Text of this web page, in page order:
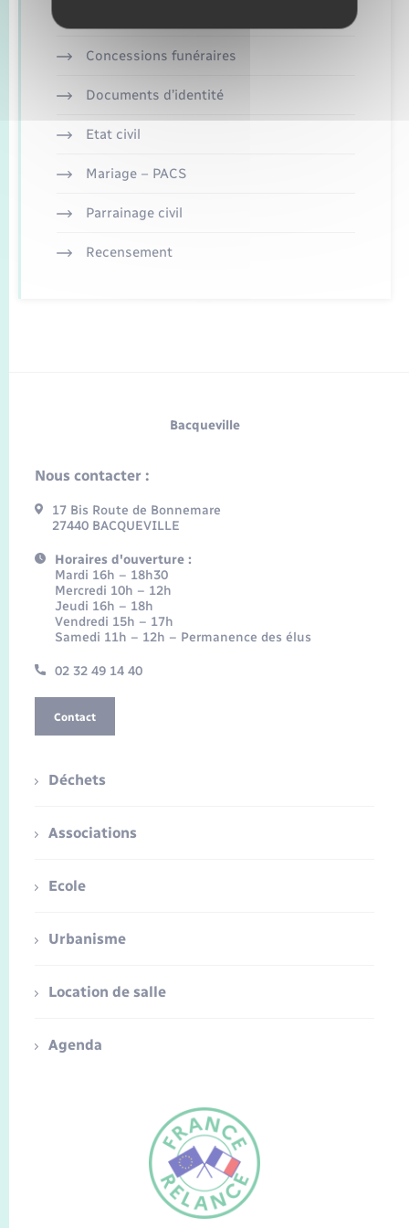
FR
Concessions funéraires
Documents d’identité
Etat civil
Mariage – PACS
Parrainage civil
Recensement
Bacqueville
Nous contacter :
17 Bis Route de Bonnemare
27440 BACQUEVILLE
Horaires d'ouverture :
Mardi 16h – 18h30
Mercredi 10h – 12h
Jeudi 16h – 18h
Vendredi 15h – 17h
Samedi 11h – 12h – Permanence des élus
02 32 49 14 40
Contact
Déchets
Associations
Ecole
Urbanisme
Location de salle
Agenda